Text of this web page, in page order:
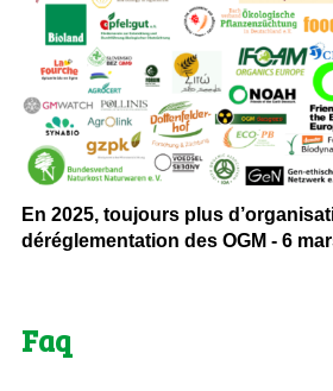
En 2025, toujours plus
déréglementation des OGM - 6
Faq